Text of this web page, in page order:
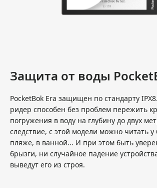
Защита от воды
PocketBok Era защищен по стандарту
ридер способен без проблем пережить
погружения в воду на глубину до двух
следствие, с этой модели можно читать у
пляже, в ванной... И при этом быть
брызги, ни случайное падение
выведут его из строя.